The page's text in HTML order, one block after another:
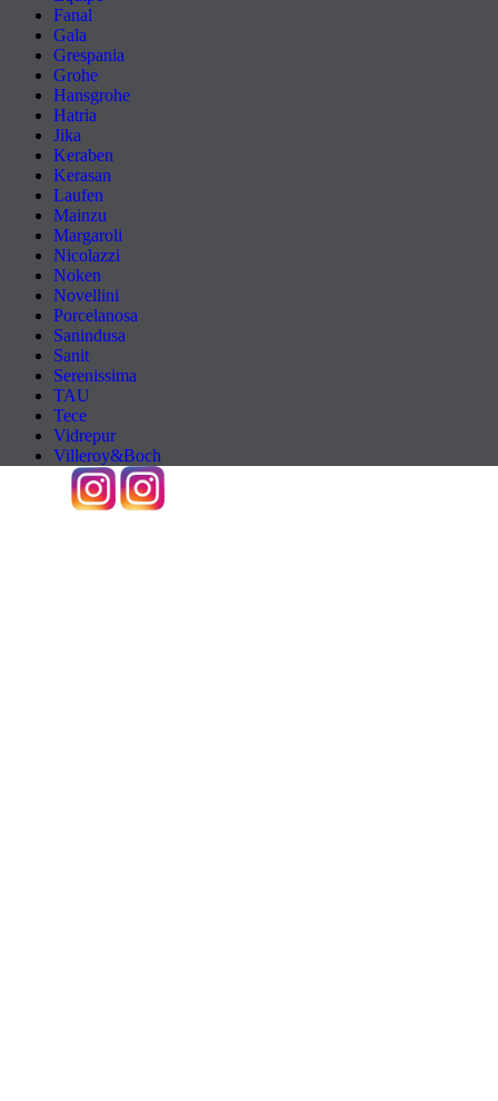
Fanal
Gala
Grespania
Grohe
Hansgrohe
Hatria
Jika
Keraben
Kerasan
Laufen
Mainzu
Margaroli
Nicolazzi
Noken
Novellini
Porcelanosa
Sanindusa
Sanit
Serenissima
TAU
Tece
Vidrepur
Villeroy&Boch